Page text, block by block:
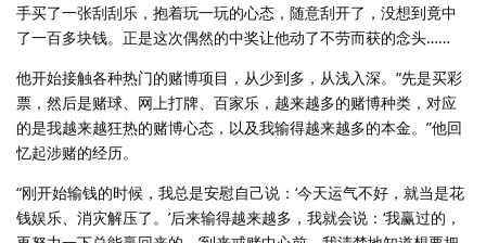
手买了一张刮刮乐，抱着玩一玩的心态，随意刮开了，没想到竟中
了一百多块钱。正是这次偶然的中奖让他动了不劳而获的念头……
他开始接触各种热门的赌博项目，从少到多，从浅入深。“先是买彩
票，然后是赌球、网上打牌、百家乐，越来越多的赌博种类，对应
的是我越来越狂热的赌博心态，以及我输得越来越多的本金。”他回
忆起涉赌的经历。
“刚开始输钱的时候，我总是安慰自己说：‘今天运气不好，就当是花
钱娱乐、消灾解压了。’后来输得越来越多，我就会说：‘我赢过的，